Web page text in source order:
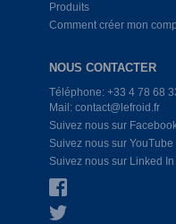
Produits
Comment créer mon
NOUS CONTACTER
Téléphone: +33 4 78 68
Mail: contact@lefroid.fr
Suivez nous sur
Suivez nous sur YouTube
Suivez nous sur Linked In